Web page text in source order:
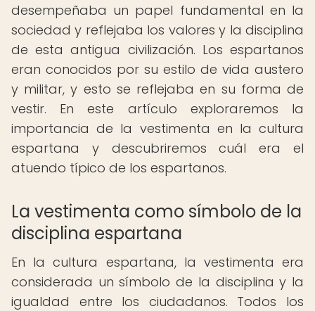
desempeñaba un papel fundamental en la
sociedad y reflejaba los valores y la disciplina
de esta antigua civilización. Los espartanos
eran conocidos por su estilo de vida austero
y militar, y esto se reflejaba en su forma de
vestir. En este artículo exploraremos la
importancia de la vestimenta en la cultura
espartana y descubriremos cuál era el
atuendo típico de los espartanos.
La vestimenta como símbolo de la
disciplina espartana
En la cultura espartana, la vestimenta era
considerada un símbolo de la disciplina y la
igualdad entre los ciudadanos. Todos los